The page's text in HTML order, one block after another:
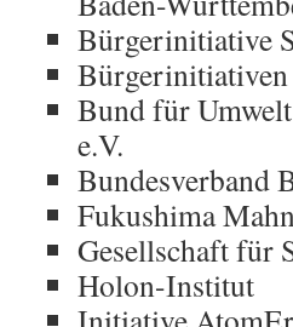
Bürgerinitiative
Bund für
e.V.
Bundesverband
Fukushima
Gesellschaft für
Holon-Institut